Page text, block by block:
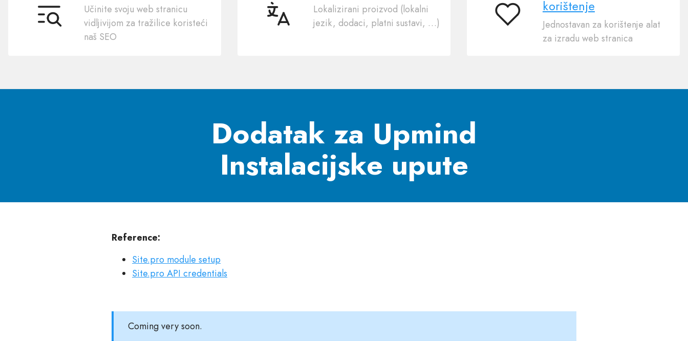
SEO
Učinite svoju web stranicu
vidljivijom za tražilice koristeći
naš SEO
50
Lokalizirani proizvod (lokalni
jezik, dodaci, platni sustavi, …)
Jednostavan
korištenje
Jednostavan za korištenje alat
za izradu web stranica
Dodatak za Upmind
Instalacijske upute
Reference:
Site.pro module setup
Site.pro API credentials
Coming very soon.